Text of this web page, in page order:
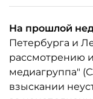
На прошлой
Петербурга и
рассмотрению
медиагруппа"
взыскании